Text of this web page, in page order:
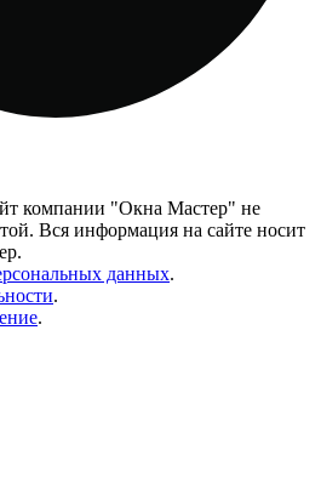
компании "Окна Мастер" не
Вся информация на сайте носит
данных.
.
.